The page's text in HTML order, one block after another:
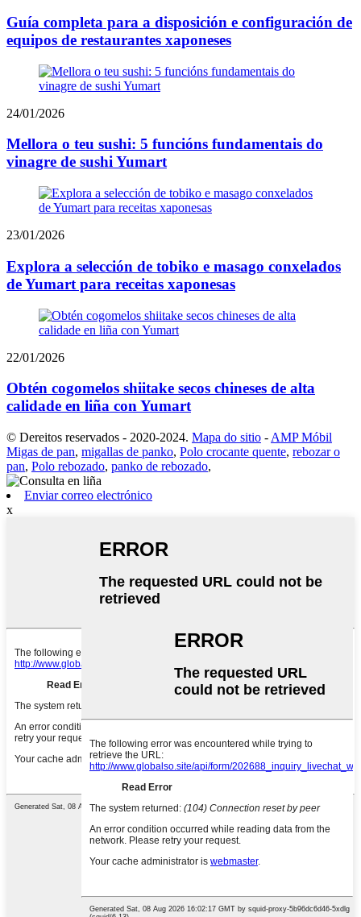
Guía completa para a disposición e configuración de
equipos de restaurantes xaponeses
24/01/2026
Mellora o teu sushi: 5 funcións fundamentais do
vinagre de sushi Yumart
23/01/2026
Explora a selección de tobiko e masago conxelados
de Yumart para receitas xaponesas
22/01/2026
Obtén cogomelos shiitake secos chineses de alta
calidade en liña con Yumart
© Dereitos reservados - 2020-2024. Mapa do sitio - AMP Móbil
Migas de pan, migallas de panko, Polo crocante quente, rebozar o
pan, Polo rebozado, panko de rebozado,
Enviar correo electrónico
x